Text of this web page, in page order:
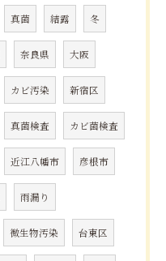
真菌 結露 冬
奈良県 大阪
カビ汚染 新宿区
真菌検査 カビ菌検査
近江八幡市 彦根市
雨漏り
微生物汚染 台東区